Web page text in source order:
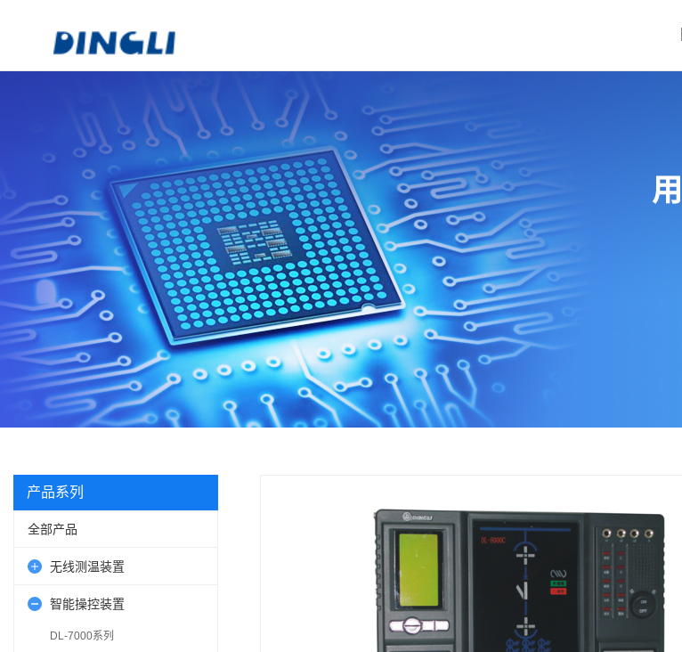
产品系列
全部产品
无线测温装置
智能操控装置
DL-7000系列